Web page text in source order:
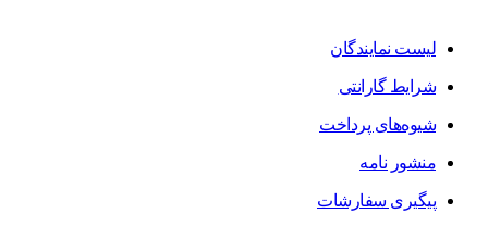
لیست نمایندگان
شرایط گارانتی
شیوه‌های پرداخت
منشور نامه
پیگیری سفارشات